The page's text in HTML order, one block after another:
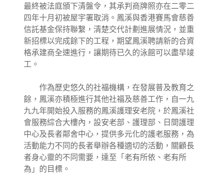
最終被法庭頒下清盤令，其承判商牌照亦在二零二
四年十月初被屋宇署取消。鳳溪與香港賽馬會慈善
信託基金保持聯繫，清楚交代計劃進展情況，並重
新招標以完成餘下的工程，期望鳳溪聘請新的合資
格承建商全速進行，讓期待已久的泳館可以盡早竣
工。
作為歷史悠久的社福機構，在發展普及教育之
餘，鳳溪亦積極進行其他社福及慈善工作，自一九
九九年開始投入服務的鳳溪護理安老院，於鳳溪社
會服務綜合大樓內，設安老部、護理部、日間護理
中心及長者鄰舍中心，提供多元化的護老服務，為
活動能力不同的長者舉辦各種適切的活動，關顧長
者身心靈的不同需要，達至「老有所依、老有所
為」的目標。